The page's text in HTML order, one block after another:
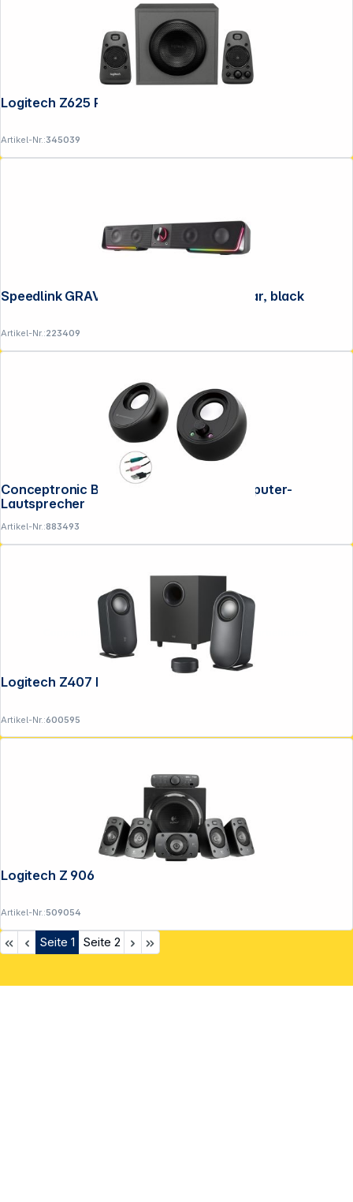
Logitech Z625 Powerful THX Sound
Artikel-Nr.:345039
Speedlink GRAVITY RGB Stereo Soundbar, black
Artikel-Nr.:223409
Conceptronic BJORN01B 2.0-Kanal-Computer-
Lautsprecher
Artikel-Nr.:883493
Logitech Z407 Bluetooth
Artikel-Nr.:600595
Artikel-Nr.:509054
Seite 1 Seite 2
Copyright © 2001 - 2026 DGH - Alle Rechte vorbehalten.